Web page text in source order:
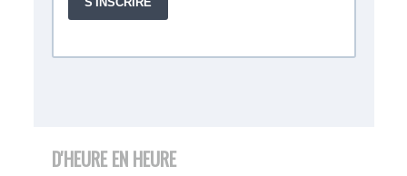
D'HEURE EN HEURE